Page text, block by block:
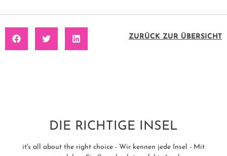
ZURÜCK ZUR ÜBERSICHT
DIE RICHTIGE INSEL
it's all about the right choice - Wir kennen jede Insel - Mit